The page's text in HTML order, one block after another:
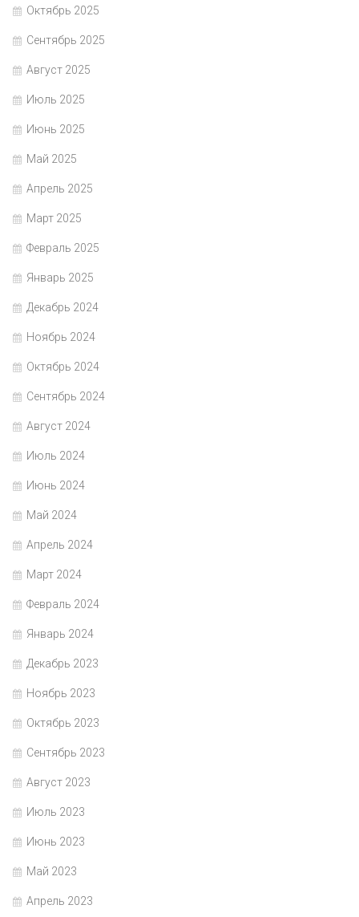
Октябрь 2025
Сентябрь 2025
Август 2025
Июль 2025
Июнь 2025
Май 2025
Апрель 2025
Март 2025
Февраль 2025
Январь 2025
Декабрь 2024
Ноябрь 2024
Октябрь 2024
Сентябрь 2024
Август 2024
Июль 2024
Июнь 2024
Май 2024
Апрель 2024
Март 2024
Февраль 2024
Январь 2024
Декабрь 2023
Ноябрь 2023
Октябрь 2023
Сентябрь 2023
Август 2023
Июль 2023
Июнь 2023
Май 2023
Апрель 2023